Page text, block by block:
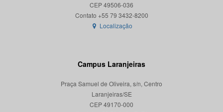
CEP 49506-036
Localização
Campus Laranjeiras
Praça Samuel de Oliveira, s/n, Centro
Laranjeiras/SE
CEP 49170-000